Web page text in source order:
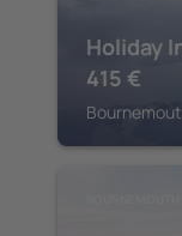
Holiday
415 €